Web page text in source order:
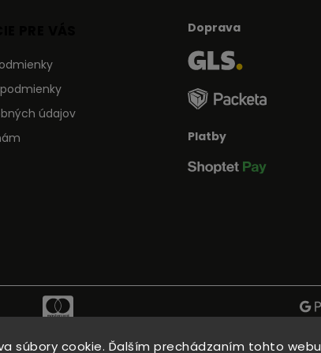
súbory cookie. Ďalším prechádzaním tohto webu
údajov
Doprava
Platby